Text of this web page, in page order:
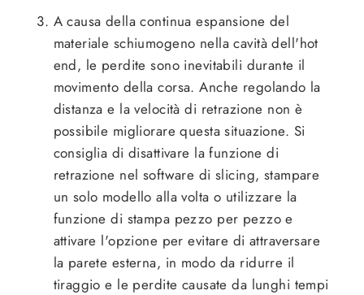
A causa della continua espansione del
materiale schiumogeno nella cavità dell'hot
end, le perdite sono inevitabili durante il
movimento della corsa. Anche regolando la
distanza e la velocità di retrazione non è
possibile migliorare questa situazione. Si
consiglia di disattivare la funzione di
retrazione nel software di slicing, stampare
un solo modello alla volta o utilizzare la
funzione di stampa pezzo per pezzo e
attivare l'opzione per evitare di attraversare
la parete esterna, in modo da ridurre il
tiraggio e le perdite causate da lunghi tempi